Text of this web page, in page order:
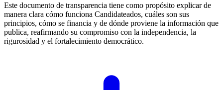
Este documento de transparencia tiene como propósito explicar de
manera clara cómo funciona Candidateados, cuáles son sus
principios, cómo se financia y de dónde proviene la información que
publica, reafirmando su compromiso con la independencia, la
rigurosidad y el fortalecimiento democrático.